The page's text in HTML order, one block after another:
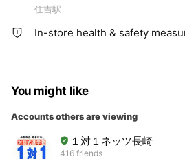
住吉駅
In-store health & safety
You might like
Accounts others are viewing
１対１ネッツ長崎
416 friends